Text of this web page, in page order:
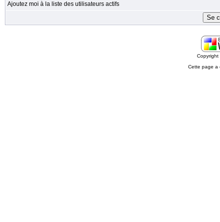
Ajoutez moi à la liste des utilisateurs actifs
Cette page a